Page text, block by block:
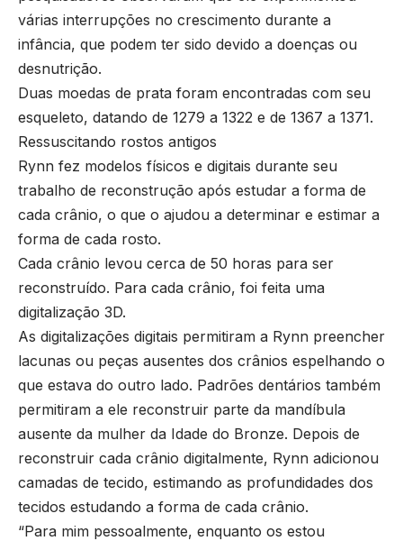
várias interrupções no crescimento durante a
infância, que podem ter sido devido a doenças ou
desnutrição.
Duas moedas de prata foram encontradas com seu
esqueleto, datando de 1279 a 1322 e de 1367 a 1371.
Ressuscitando rostos antigos
Rynn fez modelos físicos e digitais durante seu
trabalho de reconstrução após estudar a forma de
cada crânio, o que o ajudou a determinar e estimar a
forma de cada rosto.
Cada crânio levou cerca de 50 horas para ser
reconstruído. Para cada crânio, foi feita uma
digitalização 3D.
As digitalizações digitais permitiram a Rynn preencher
lacunas ou peças ausentes dos crânios espelhando o
que estava do outro lado. Padrões dentários também
permitiram a ele reconstruir parte da mandíbula
ausente da mulher da Idade do Bronze. Depois de
reconstruir cada crânio digitalmente, Rynn adicionou
camadas de tecido, estimando as profundidades dos
tecidos estudando a forma de cada crânio.
“Para mim pessoalmente, enquanto os estou